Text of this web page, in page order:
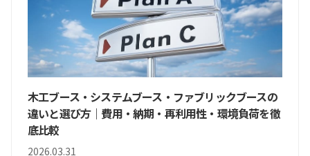
木工ブース・システムブース・ファブリックブースの
違いと選び方｜費用・納期・再利用性・環境負荷を徹
底比較
2026.03.31